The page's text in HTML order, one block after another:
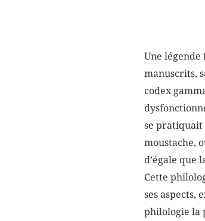
Une légende
manuscrits,
codex
se pratiquait
moustache,
d’égale que
Cette
ses aspects,
philologie la